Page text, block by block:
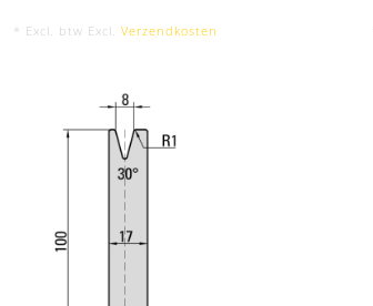
* Excl. btw Excl.Verzendkosten